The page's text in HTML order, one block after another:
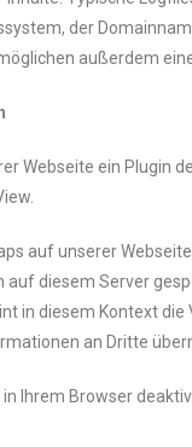
der
außerdem
Webseite ein Plugin
auf unserer
diesem Server
in diesem Kontext
an Dritte
Ihrem Browser